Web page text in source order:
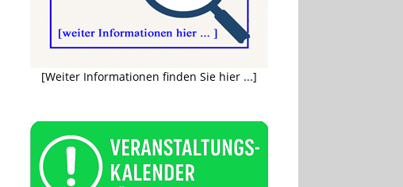
[Weiter Informationen finden Sie hier ...]